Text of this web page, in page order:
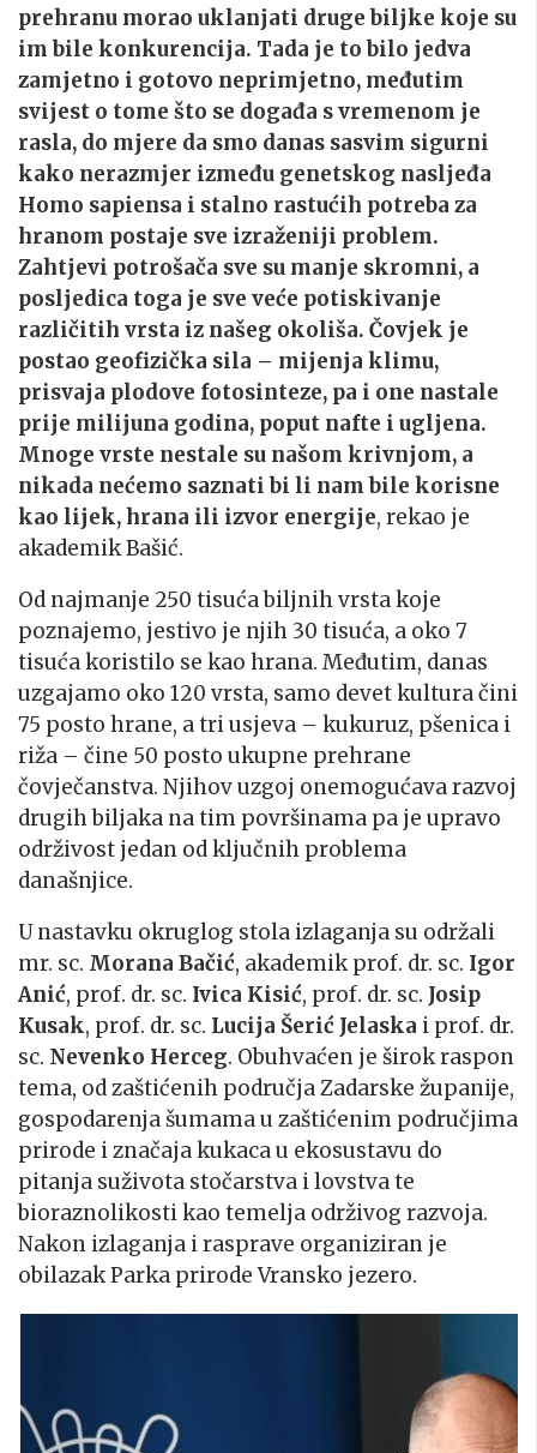
prehranu morao uklanjati druge biljke koje su
im bile konkurencija. Tada je to bilo jedva
zamjetno i gotovo neprimjetno, međutim
svijest o tome što se događa s vremenom je
rasla, do mjere da smo danas sasvim sigurni
kako nerazmjer između genetskog nasljeđa
Homo sapiensa i stalno rastućih potreba za
hranom postaje sve izraženiji problem.
Zahtjevi potrošača sve su manje skromni, a
posljedica toga je sve veće potiskivanje
različitih vrsta iz našeg okoliša. Čovjek je
postao geofizička sila – mijenja klimu,
prisvaja plodove fotosinteze, pa i one nastale
prije milijuna godina, poput nafte i ugljena.
Mnoge vrste nestale su našom krivnjom, a
nikada nećemo saznati bi li nam bile korisne
kao lijek, hrana ili izvor energije, rekao je
akademik Bašić.
Od najmanje 250 tisuća biljnih vrsta koje
poznajemo, jestivo je njih 30 tisuća, a oko 7
tisuća koristilo se kao hrana. Međutim, danas
uzgajamo oko 120 vrsta, samo devet kultura čini
75 posto hrane, a tri usjeva – kukuruz, pšenica i
riža – čine 50 posto ukupne prehrane
čovječanstva. Njihov uzgoj onemogućava razvoj
drugih biljaka na tim površinama pa je upravo
održivost jedan od ključnih problema
današnjice.
U nastavku okruglog stola izlaganja su održali
mr. sc. Morana Bačić, akademik prof. dr. sc. Igor
Anić, prof. dr. sc. Ivica Kisić, prof. dr. sc. Josip
Kusak, prof. dr. sc. Lucija Šerić Jelaska i prof. dr.
sc. Nevenko Herceg. Obuhvaćen je širok raspon
tema, od zaštićenih područja Zadarske županije,
gospodarenja šumama u zaštićenim područjima
prirode i značaja kukaca u ekosustavu do
pitanja suživota stočarstva i lovstva te
bioraznolikosti kao temelja održivog razvoja.
Nakon izlaganja i rasprave organiziran je
obilazak Parka prirode Vransko jezero.